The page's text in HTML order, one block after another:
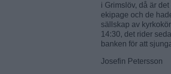
i Grimslöv, då är
ekipage och de
sällskap av
14:30, det rider
banken för att
Josefin Petersson